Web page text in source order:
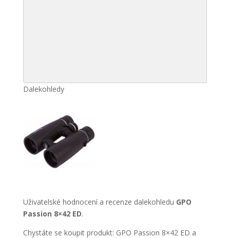
Dalekohledy
Uživatelské hodnocení a recenze dalekohledu GPO
Passion 8×42 ED.
Chystáte se koupit produkt: GPO Passion 8×42 ED a